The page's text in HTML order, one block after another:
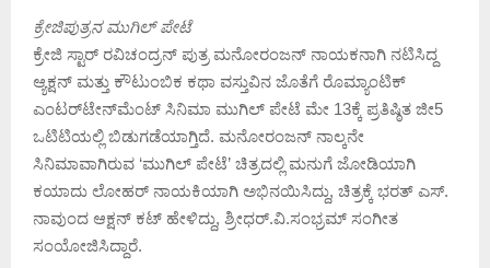
ಕ್ರೇಜಿಪುತ್ರನ ಮುಗಿಲ್ ಪೇಟೆ
ಕ್ರೇಜಿ ಸ್ಟಾರ್ ರವಿಚಂದ್ರನ್ ಪುತ್ರ ಮನೋರಂಜನ್ ನಾಯಕನಾಗಿ ನಟಿಸಿದ್ದ
ಆ್ಯಕ್ಷನ್ ಮತ್ತು ಕೌಟುಂಬಿಕ ಕಥಾ ವಸ್ತುವಿನ ಜೊತೆಗೆ ರೊಮ್ಯಾಂಟಿಕ್
ಎಂಟರ್‌ಟೇನ್‌ಮೆಂಟ್ ಸಿನಿಮಾ ಮುಗಿಲ್ ಪೇಟೆ ಮೇ 13ಕ್ಕೆ ಪ್ರತಿಷ್ಠಿತ ಜೀ5
ಒಟಿಟಿಯಲ್ಲಿ ಬಿಡುಗಡೆಯಾಗ್ತಿದೆ. ಮನೋರಂಜನ್ ನಾಲ್ಕನೇ
ಸಿನಿಮಾವಾಗಿರುವ ‘ಮುಗಿಲ್ ಪೇಟೆ’ ಚಿತ್ರದಲ್ಲಿ ಮನುಗೆ ಜೋಡಿಯಾಗಿ
ಕಯಾದು ಲೋಹರ್ ನಾಯಕಿಯಾಗಿ ಅಭಿನಯಿಸಿದ್ದು, ಚಿತ್ರಕ್ಕೆ ಭರತ್ ಎಸ್.
ನಾವುಂದ ಆಕ್ಷನ್ ಕಟ್ ಹೇಳಿದ್ದು, ಶ್ರೀಧರ್.ವಿ.ಸಂಭ್ರಮ್ ಸಂಗೀತ
ಸಂಯೋಜಿಸಿದ್ದಾರೆ.